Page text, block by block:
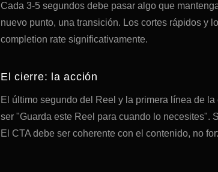
Cada 3-5 segundos debe pasar algo que
nuevo punto, una transición. Los cortes rápidos y
completion rate significativamente.
El cierre: la acción
El último segundo del Reel y la primera línea de
ser "Guarda este Reel para cuando lo necesites".
El CTA debe ser coherente con el contenido, no